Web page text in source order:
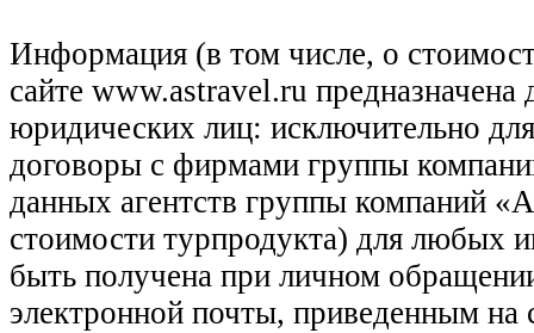
Информация (в том числе, о
сайте www.astravel.ru предназначена
юридических лиц: исключительно
договоры с фирмами группы
данных агентств группы компаний
стоимости турпродукта) для любых
быть получена при личном
электронной почты, приведенным на